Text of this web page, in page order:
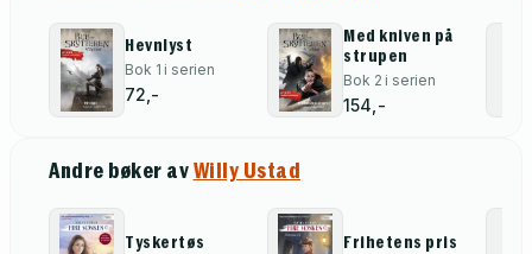
Hevnlyst
Bok 1 i serien
72,-
Med kniven på
strupen
Bok 2 i serien
154,-
Andre bøker avWilly Ustad
Tyskertøs Frihetens pris